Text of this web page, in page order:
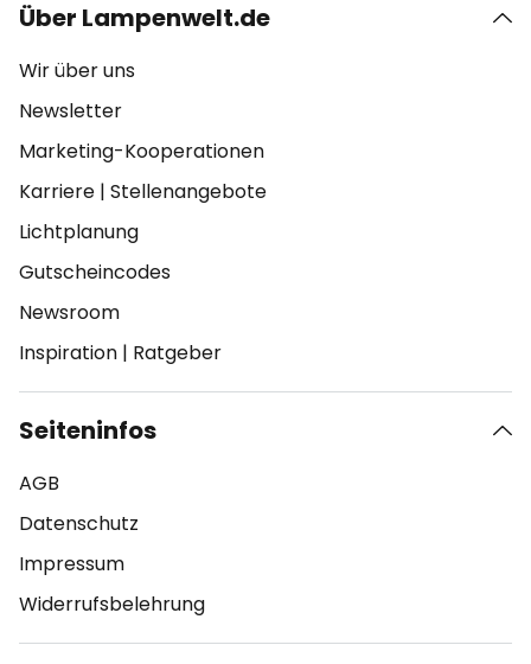
Über Lampenwelt.de
Wir über uns
Newsletter
Marketing-Kooperationen
Karriere | Stellenangebote
Lichtplanung
Gutscheincodes
Newsroom
Inspiration | Ratgeber
Seiteninfos
AGB
Datenschutz
Impressum
Widerrufsbelehrung